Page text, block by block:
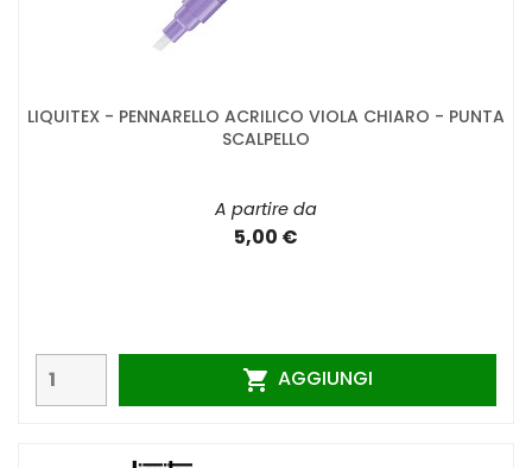
LIQUITEX - PENNARELLO ACRILICO VIOLA CHIARO - PUNTA
SCALPELLO
A partire da
5,00 €
 AGGIUNGI